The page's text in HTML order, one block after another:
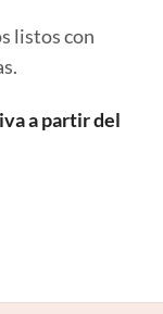
listos con
a partir del